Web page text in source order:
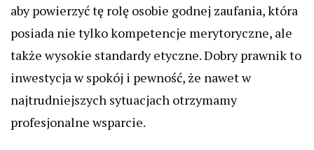
aby powierzyć tę rolę osobie godnej zaufania, która
posiada nie tylko kompetencje merytoryczne, ale
także wysokie standardy etyczne. Dobry prawnik to
inwestycja w spokój i pewność, że nawet w
najtrudniejszych sytuacjach otrzymamy
profesjonalne wsparcie.